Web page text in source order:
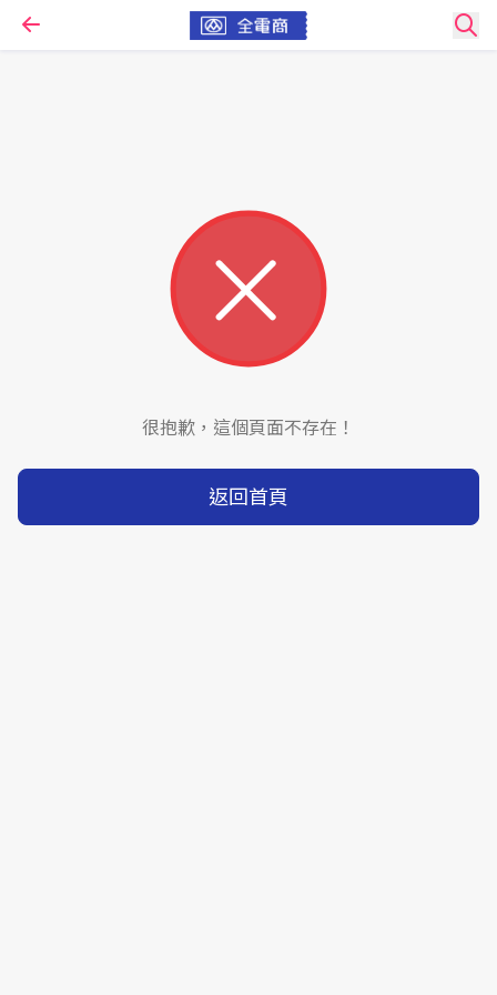
很抱歉，這個頁面不存在！
返回首頁